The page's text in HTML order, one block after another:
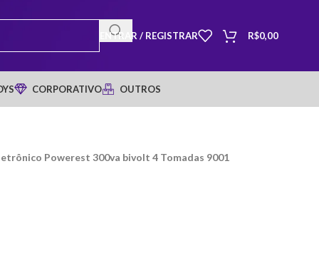
ENTRAR / REGISTRAR R$0,00
CORPORATIVO OUTROS
Powerest 300va bivolt 4 Tomadas 9001